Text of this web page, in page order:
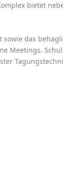
bietet
das
Meetings.